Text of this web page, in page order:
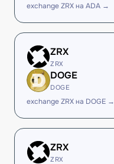
exchange ZRX на ADA →
ZRX
ZRX
DOGE
DOGE
exchange ZRX на DOGE →
ZRX
ZRX